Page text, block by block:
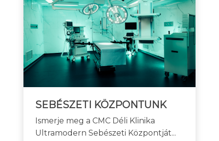
SEBÉSZETI KÖZPONTUNK
Ismerje meg a CMC Déli Klinika
Ultramodern Sebészeti Központját...